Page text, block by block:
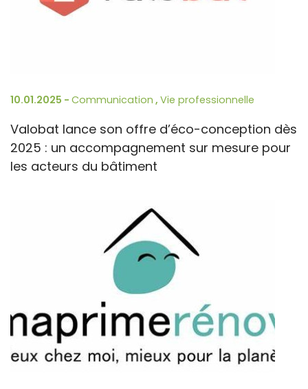
10.01.2025 - Communication , Vie professionnelle
Valobat lance son offre d’éco-conception dès
2025 : un accompagnement sur mesure pour
les acteurs du bâtiment